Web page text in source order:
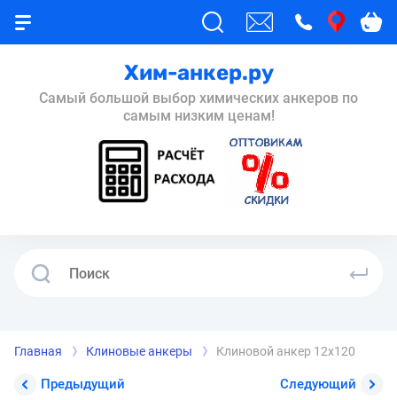
Хим-анкер.ру
Самый большой выбор химических анкеров по
самым низким ценам!
Главная Клиновые анкеры Клиновой анкер 12x120
Предыдущий Следующий